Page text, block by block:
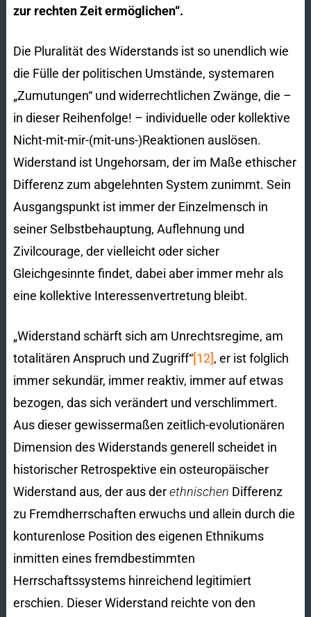
zur rechten Zeit ermöglichen“.
Die Pluralität des Widerstands ist so unendlich wie
die Fülle der politischen Umstände, systemaren
„Zumutungen“ und widerrechtlichen Zwänge, die –
in dieser Reihenfolge! – individuelle oder kollektive
Nicht-mit-mir-(mit-uns-)Reaktionen auslösen.
Widerstand ist Ungehorsam, der im Maße ethischer
Differenz zum abgelehnten System zunimmt. Sein
Ausgangspunkt ist immer der Einzelmensch in
seiner Selbstbehauptung, Auflehnung und
Zivilcourage, der vielleicht oder sicher
Gleichgesinnte findet, dabei aber immer mehr als
eine kollektive Interessenvertretung bleibt.
„Widerstand schärft sich am Unrechtsregime, am
totalitären Anspruch und Zugriff“[12], er ist folglich
immer sekundär, immer reaktiv, immer auf etwas
bezogen, das sich verändert und verschlimmert.
Aus dieser gewissermaßen zeitlich-evolutionären
Dimension des Widerstands generell scheidet in
historischer Retrospektive ein osteuropäischer
Widerstand aus, der aus derethnischen Differenz
zu Fremdherrschaften erwuchs und allein durch die
konturenlose Position des eigenen Ethnikums
inmitten eines fremdbestimmten
Herrschaftssystems hinreichend legitimiert
erschien. Dieser Widerstand reichte von den